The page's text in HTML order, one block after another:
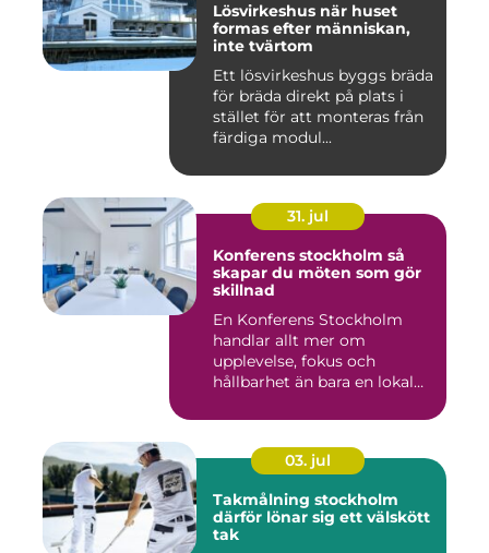
Lösvirkeshus när huset
formas efter människan,
inte tvärtom
Ett lösvirkeshus byggs bräda
för bräda direkt på plats i
stället för att monteras från
färdiga modul...
31. jul
Konferens stockholm så
skapar du möten som gör
skillnad
En Konferens Stockholm
handlar allt mer om
upplevelse, fokus och
hållbarhet än bara en lokal
03. jul
Takmålning stockholm
därför lönar sig ett välskött
tak